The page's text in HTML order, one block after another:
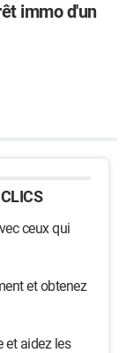
immo d'un
ceux qui
et obtenez
et aidez les